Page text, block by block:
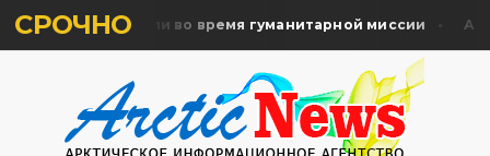
СРОЧНО
жертв почтили во время гуманитарной миссии